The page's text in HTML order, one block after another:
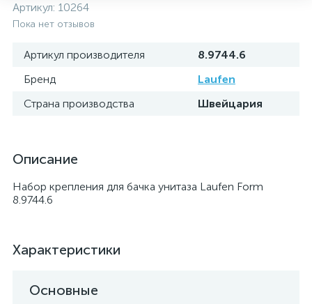
Артикул: 10264
Пока нет отзывов
Артикул производителя
8.9744.6
Бренд
Laufen
Страна производства
Швейцария
Описание
Набор крепления для бачка унитаза Laufen Form
8.9744.6
Характеристики
Основные